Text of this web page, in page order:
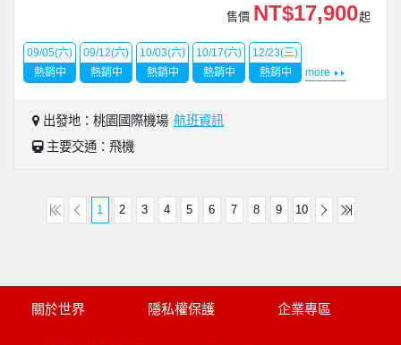
售價 NT$17,900起
09/05(六)
熱銷中
09/12(六)
熱銷中
10/03(六)
熱銷中
10/17(六)
熱銷中
12/23(三)
熱銷中
more
出發地：桃園國際機場 航班資訊
主要交通：飛機
1 2 3 4 5 6 7 8 9 10
關於世界 隱私權保護 企業專區